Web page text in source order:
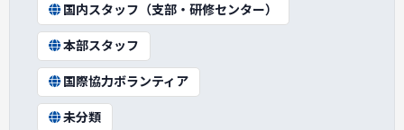
国内スタッフ（支部・研修センター）
本部スタッフ
国際協力ボランティア
未分類